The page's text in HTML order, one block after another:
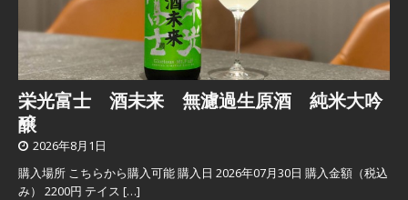
栄光富士 酒未来 無濾過生原酒 純米大吟
醸
2026年8月1日
購入場所 こちらから購入可能 購入日 2026年07月30日 購入金額（税込
み） 2200円 テイス […]